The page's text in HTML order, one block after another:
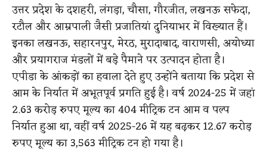
उत्तर प्रदेश के दशहरी, लंगड़ा, चौसा, गौरजीत, लखनऊ सफेदा,
रटौल और आम्रपाली जैसी प्रजातियां दुनियाभर में विख्यात हैं।
इनका लखनऊ, सहारनपुर, मेरठ, मुरादाबाद, वाराणसी, अयोध्या
और प्रयागराज मंडलों में बड़े पैमाने पर उत्पादन होता है।
एपीडा के आंकड़ों का हवाला देते हुए उन्होंने बताया कि प्रदेश से
आम के निर्यात में अभूतपूर्व प्रगति हुई है। वर्ष 2024-25 में जहां
2.63 करोड़ रुपए मूल्य का 404 मीट्रिक टन आम व पल्प
निर्यात हुआ था, वहीं वर्ष 2025-26 में यह बढ़कर 12.67 करोड़
रुपए मूल्य का 3,563 मीट्रिक टन हो गया है।